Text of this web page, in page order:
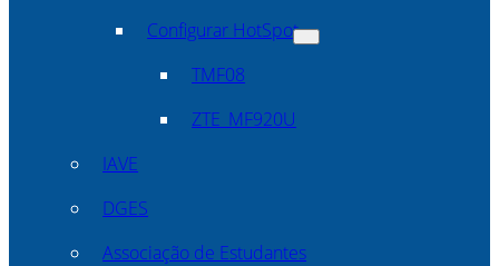
Configurar HotSpot
TMF08
ZTE_MF920U
IAVE
DGES
Associação de Estudantes